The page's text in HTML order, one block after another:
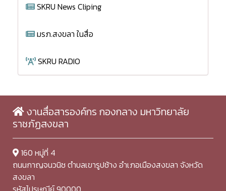
SKRU News Cliping
มรภ.สงขลา ในสื่อ
SKRU RADIO
งานสื่อสารองค์กร กองกลาง มหาวิทยาลัย
ราชภัฏสงขลา
160 หมู่ที่ 4
ถนนกาญจนวนิช ตำบลเขารูปช้าง อำเภอเมืองสงขลา จังหวัด
สงขลา